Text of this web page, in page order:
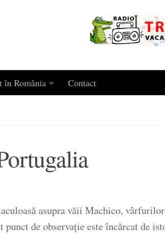
în România Contact
asupra văii Machico,
de observație este încărcat de